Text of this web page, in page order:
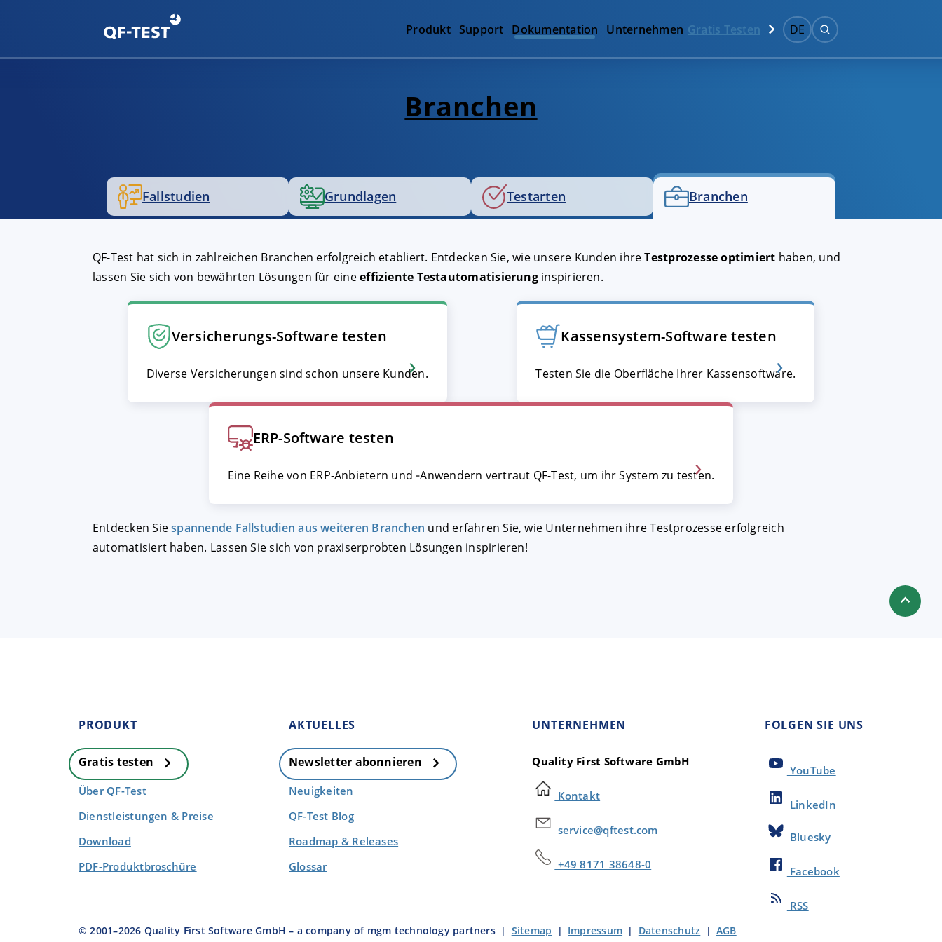
Produkt Support Dokumentation Unternehmen Gratis Testen DE
Branchen
Fallstudien Grundlagen Testarten Branchen
QF-Test hat sich in zahlreichen Branchen erfolgreich etabliert. Entdecken Sie, wie unsere Kunden ihreTestprozesse optimiert haben, und
lassen Sie sich von bewährten Lösungen für eineeffiziente Testautomatisierunginspirieren.
Versicherungs-Software testen
Diverse Versicherungen sind schon unsere Kunden.
Kassensystem-Software testen
Testen Sie die Oberfläche Ihrer Kassensoftware.
ERP-Software testen
Eine Reihe von ERP-Anbietern und ‑Anwendern vertraut QF-Test, um ihr System zu testen.
Entdecken Siespannende Fallstudien aus weiteren Branchen und erfahren Sie, wie Unternehmen ihre Testprozesse erfolgreich
automatisiert haben. Lassen Sie sich von praxiserprobten Lösungen inspirieren!
PRODUKT
Gratis testen
Über QF-Test
Dienstleistungen & Preise
Download
PDF-Produktbroschüre
AKTUELLES
Newsletter abonnieren
Neuigkeiten
QF-Test Blog
Roadmap & Releases
Glossar
UNTERNEHMEN
Quality First Software GmbH
Kontakt
service@qftest.com
+49 8171 38648-0
FOLGEN SIE UNS
YouTube
LinkedIn
Bluesky
Facebook
RSS
© 2001–2026 Quality First Software GmbH – a company of mgm technology partners| Sitemap | Impressum | Datenschutz |AGB
Impressum|Datenschutz